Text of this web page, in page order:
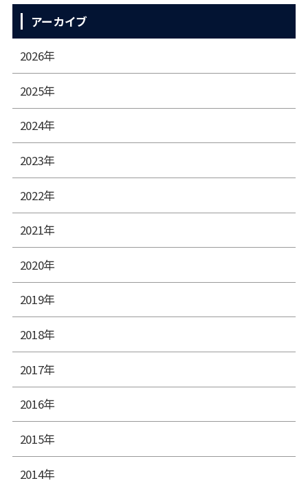
アーカイブ
2026年
2025年
2024年
2023年
2022年
2021年
2020年
2019年
2018年
2017年
2016年
2015年
2014年